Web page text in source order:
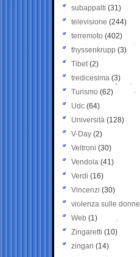
subappalti (31)
televisione(244)
terremoto (402)
thyssenkrupp (3)
Tibet(2)
tredicesima (3)
Turismo (62)
Udc (64)
Università (128)
V-Day (2)
Veltroni (30)
Vendola (41)
Verdi (16)
Vincenzi (30)
violenza sulle donne
Web (1)
Zingaretti (10)
zingari (14)